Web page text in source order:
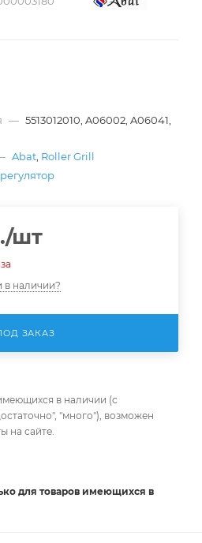
— 5513012010, A06002, A06041,
Abat, Roller Grill
/шт
наличии?
ЗАКАЗ
в наличии (с
"много"), возможен
на сайте.
для товаров имеющихся в